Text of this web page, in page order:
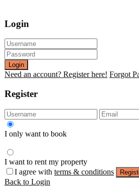
Login
Login
Need an account? Register here! Forgot
Register
I only want to book
I want to rent my property
I agree with terms & conditions
Back to Login